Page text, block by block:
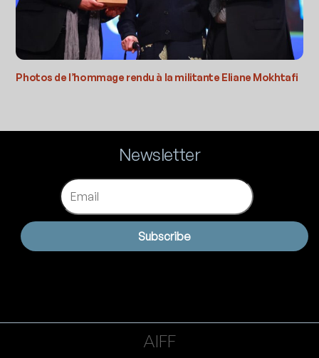
Photos de l’hommage rendu à la militante Eliane Mokhtafi
Newsletter
Email
Subscribe
AIFF